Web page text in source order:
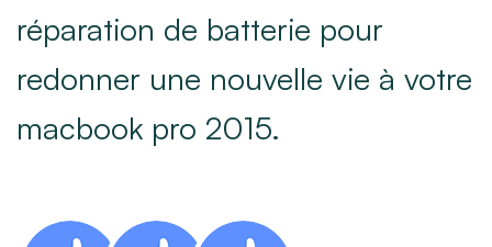
réparation de batterie pour
redonner une nouvelle vie à votre
macbook pro 2015.